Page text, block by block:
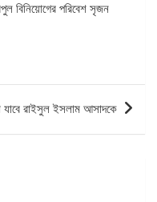
বিনিয়োগের পরিবেশ সৃজন
যাবে রাইসুল ইসলাম আসাদকে